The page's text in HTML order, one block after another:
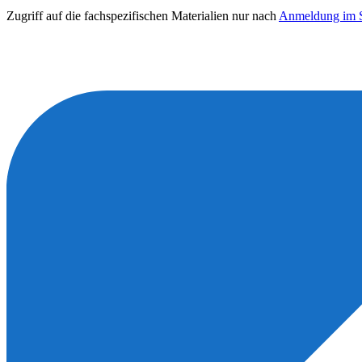
Zugriff auf die fachspezifischen Materialien nur nach Anmeldung im